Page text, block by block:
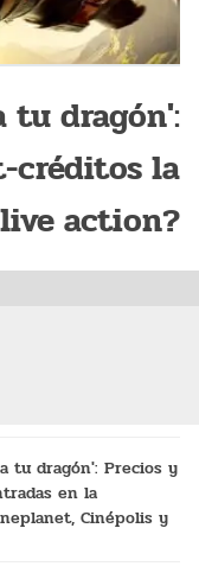
tu dragón':
créditos la
action?
tu dragón': Precios y
en la
Cinépolis y